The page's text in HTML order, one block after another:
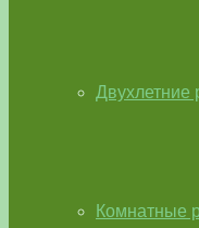
Двухлетние
Комнатные